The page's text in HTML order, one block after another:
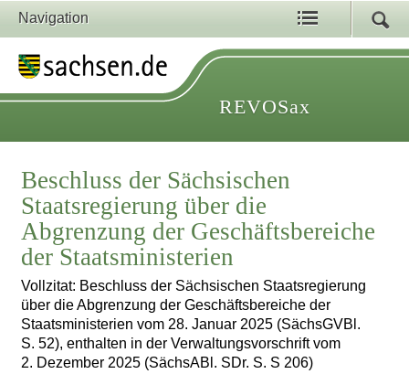
Navigation
REVOSax
Beschluss der Sächsischen
Staatsregierung über die
Abgrenzung der Geschäftsbereiche
der Staatsministerien
Vollzitat: Beschluss der Sächsischen Staatsregierung
über die Abgrenzung der Geschäftsbereiche der
Staatsministerien vom 28. Januar 2025 (SächsGVBl.
S. 52), enthalten in der Verwaltungsvorschrift vom
2. Dezember 2025 (SächsABl. SDr. S. S 206)